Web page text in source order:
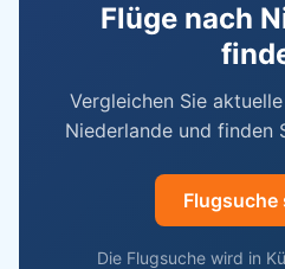
Flüge nach
Vergleichen Sie
Niederlande und finden
Flugsuche
Die Flugsuche wird in